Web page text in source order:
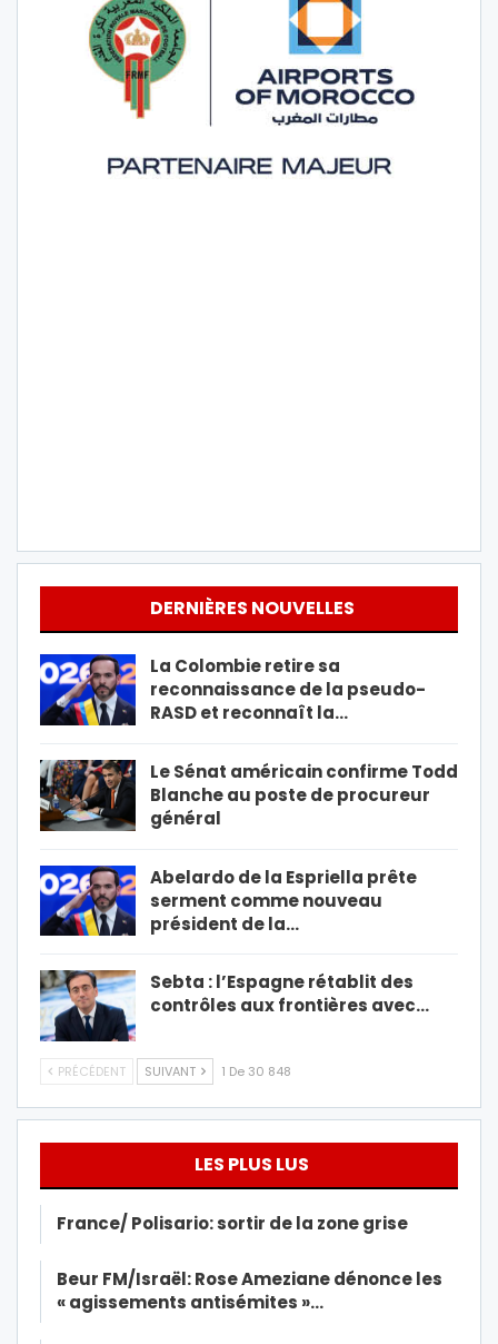
DERNIÈRES NOUVELLES
La Colombie retire sa
reconnaissance de la pseudo-
RASD et reconnaît la…
Le Sénat américain confirme Todd
Blanche au poste de procureur
général
Abelardo de la Espriella prête
serment comme nouveau
président de la…
Sebta : l’Espagne rétablit des
contrôles aux frontières avec…
PRÉCÉDENT SUIVANT 1 De 30 848
LES PLUS LUS
France/ Polisario: sortir de la zone grise
Beur FM/Israël: Rose Ameziane dénonce les
« agissements antisémites »…